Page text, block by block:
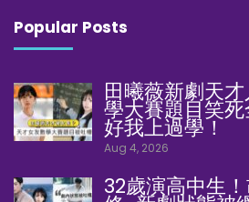
Popular Posts
田曦薇新劇天
學大賽題目笑
好我上過學！
Aug 4, 2026
32歲演高中生